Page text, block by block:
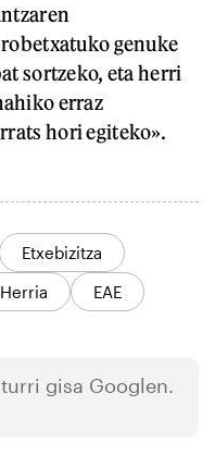
genuke
sortzeko, eta herri
erraz
hori egiteko».
Etxebizitza
EAE
gisa Googlen.